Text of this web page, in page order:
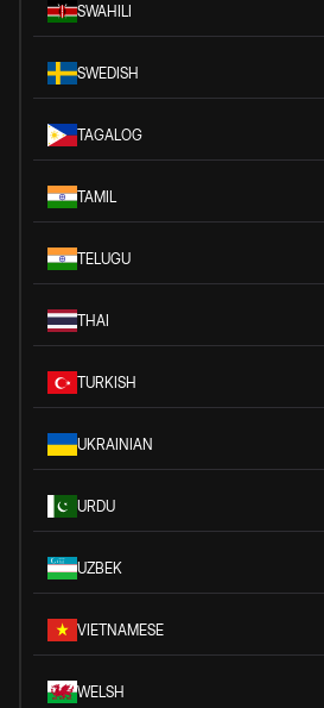
SWAHILI
SWEDISH
TAGALOG
TAMIL
TELUGU
THAI
TURKISH
UKRAINIAN
URDU
UZBEK
VIETNAMESE
WELSH